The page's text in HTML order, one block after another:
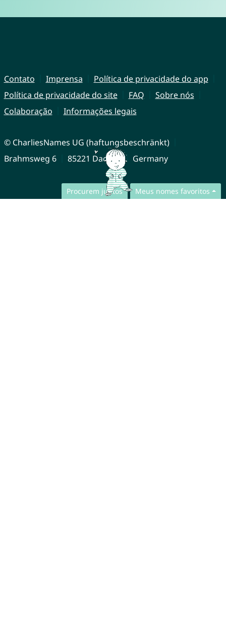
Procurem juntos Meus nomes favoritos
Contato Imprensa
Política de privacidade do app
Política de privacidade do site
FAQ
Sobre nós
Colaboração
Informações legais
© CharliesNames UG (haftungsbeschränkt)
Brahmsweg 6
85221 Dachau Germany